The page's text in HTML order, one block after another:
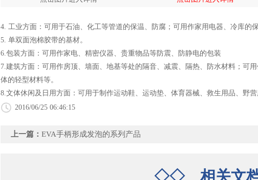
4. 工业方面：可用于石油、化工等管道的保温、防腐；可用作家用电器、冷库的保
5. 单双面泡棉胶带的基材。
6.包装方面：可用作家电、精密仪器、贵重物品等防震、防静电的包装
7.建筑方面：可用作房顶、墙面、地基等处的隔音、减震、隔热、防水材料；可
体的轻型材料等。
8.文体休闲及日用方面：可用于制作运动鞋、运动垫、体育器械、救生用品、野营
2016/06/25 06:46:15
上一篇： EVA手柄形成发泡的系列产品
◇◇相关文